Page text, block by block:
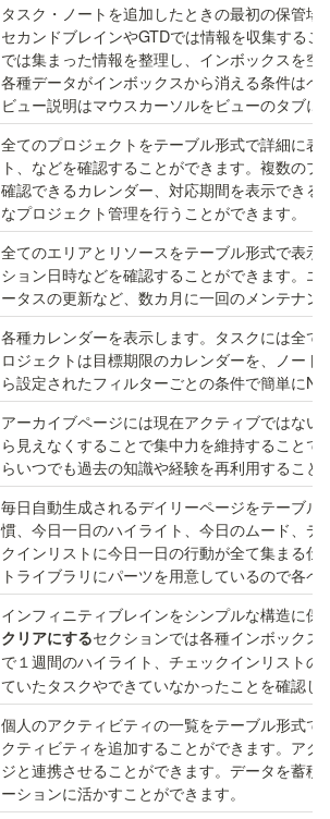
タスク・ノートを追加したときの最初の保管場
セカンドブレインやGTDでは情報を収集する
では集まった情報を整理し、インボックスを
各種データがインボックスから消える条件は
ビュー説明はマウスカーソルをビューのタブ
全てのプロジェクトをテーブル形式で詳細に
ト、などを確認することができます。複数の
確認できるカレンダー、対応期間を表示でき
なプロジェクト管理を行うことができます。
全てのエリアとリソースをテーブル形式で表
ション日時などを確認することができます。
ータスの更新など、数カ月に一回のメンテナン
各種カレンダーを表示します。タスクには全
ロジェクトは目標期限のカレンダーを、ノー
ら設定されたフィルターごとの条件で簡単に
アーカイブページには現在アクティブではな
ら見えなくすることで集中力を維持すること
らいつでも過去の知識や経験を再利用すること
毎日自動生成されるデイリーページをテーブ
慣、今日一日のハイライト、今日のムード、
クインリストに今日一日の行動が全て集まる
トライブラリにパーツを用意しているので各
クリアにするセクションでは各種インボックス
で１週間のハイライト、チェックインリストの
ていたタスクやできていなかったことを確認し
個人のアクティビティの一覧をテーブル形式
クティビティを追加することができます。ア
ジと連携させることができます。データを蓄
ーションに活かすことができます。